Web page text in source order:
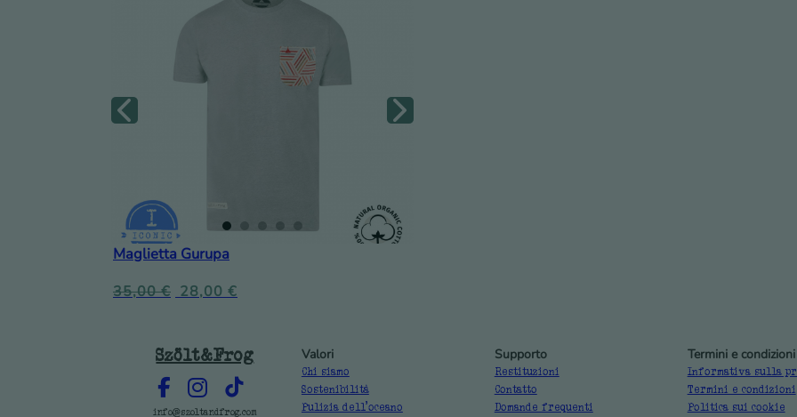
Maglietta Gurupa
35,00€ 28,00 €
Szölt&Frog
info@szoltandfrog.com
Valori
Chi siamo
Sostenibilità
Pulizia dell'oceano
Supporto
Restituzioni
Contatto
Domande frequenti
Termini e condizioni
Informativa sulla
Termini e condizioni
Politica sui cookie